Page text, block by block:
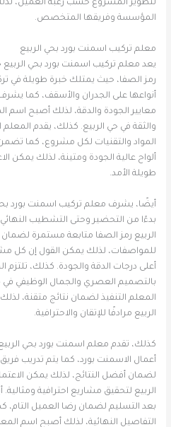
لتطوير المشروع حسب رغبة العميل،
المؤسسة وفريقها المتخصص.
معلم تركيب اسمنت بورد بحي الربيع
يعد معلم تركيب اسمنت بورد بحي
رمز الصفا، حيث يمتلك خبرة طويلة في
أنواعها على الجدران والأسقف، كما يشرف
معايير الجودة والدقة، لذلك أصبح اسم
والثقة في حي الربيع. كذلك، يقدم
المواد والتقنيات لكل مشروع، كما
ألواح عالية الجودة ومتينة، لذلك يمكن
طويلة الأمد.
أيضًا، يشرف معلم تركيب اسمنت بورد
بدءًا من التحضير وحتى التشطيب
الربيع رمز الصفا متابعة مستمرة
للمواصفات، لذلك يمكن القول إن
أعلى درجات الدقة والجودة. كذلك، تلتزم
بالتصميم العصري والجمال الوظيفي في
المعلم التنفيذ لضمان نتائج متقنة،
الربيع مرادفًا للإتقان والاحترافية.
كذلك، تقدم معلم اسمنت بورد بحي
أعمال الاسمنت بورد، كما يتم تدريب
لضمان أفضل النتائج، لذلك يمكن
الربيع لتحقيق مشاريع احترافية
بعد التسليم لضمان رضا العميل التام،
التفاصيل النهائية، لذلك أصبح اسم